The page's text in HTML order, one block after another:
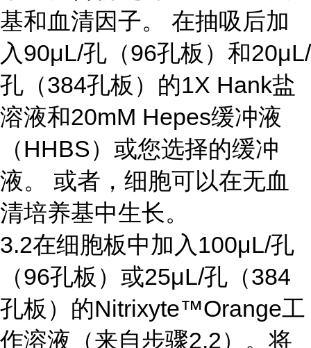
基和血清因子。 在抽吸后加
入90μL/孔（96孔板）和20μL/
孔（384孔板）的1X Hank盐
溶液和20mM Hepes缓冲液
（HHBS）或您选择的缓冲
液。 或者，细胞可以在无血
清培养基中生长。
3.2在细胞板中加入100μL/孔
（96孔板）或25μL/孔（384
孔板）的Nitrixyte™Orange工
作溶液（来自步骤2.2）。将